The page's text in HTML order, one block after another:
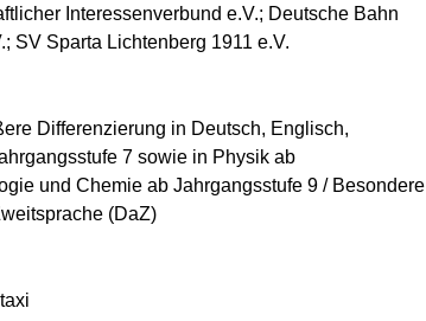
Interessenverbund e.V.; Deutsche Bahn
SV Sparta Lichtenberg 1911 e.V.
Differenzierung in Deutsch, Englisch,
7 sowie in Physik ab
und Chemie ab Jahrgangsstufe 9 / Besondere
(DaZ)